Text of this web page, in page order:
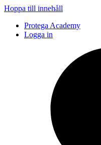
Hoppa till innehåll
Protega Academy
Logga in